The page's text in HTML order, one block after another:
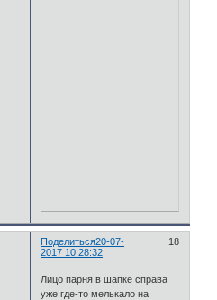
Поделиться 18
20-07-
2017 10:28:32
Лицо парня в шапке справа
уже где-то мелькало на